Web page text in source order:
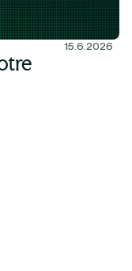
15.6.2026